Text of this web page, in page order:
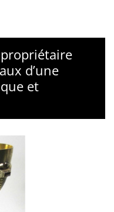
propriétaire
d’une
et